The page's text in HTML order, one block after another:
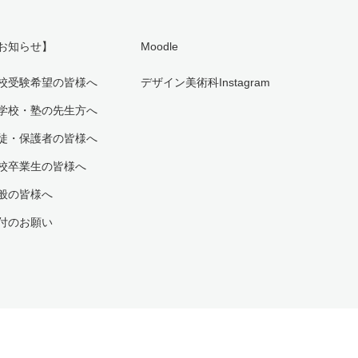
知らせ】
受験希望の皆様へ
校・塾の先生方へ
・保護者の皆様へ
卒業生の皆様へ
の皆様へ
のお願い
Moodle
デザイン美術科Instagram